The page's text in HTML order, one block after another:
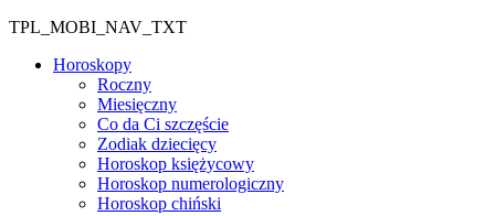
TPL_MOBI_NAV_TXT
Horoskopy
Roczny
Miesięczny
Co da Ci szczęście
Zodiak dziecięcy
Horoskop księżycowy
Horoskop numerologiczny
Horoskop chiński